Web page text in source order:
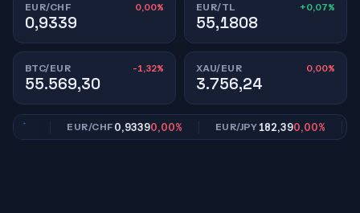
EUR/CHF 0,00%
0,9339
EUR/TL +0,07%
55,1808
BTC/EUR -1,32%
55.569,30
XAU/EUR 0,00%
3.756,24
EUR/CHF0,93390,00% EUR/JPY182,390,00%